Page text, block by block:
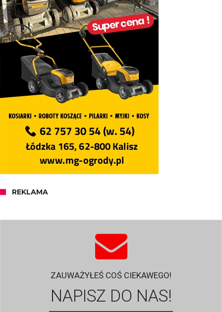
REKLAMA
ZAUWAŻYŁEŚ COŚ CIEKAWEGO!
NAPISZ DO NAS!